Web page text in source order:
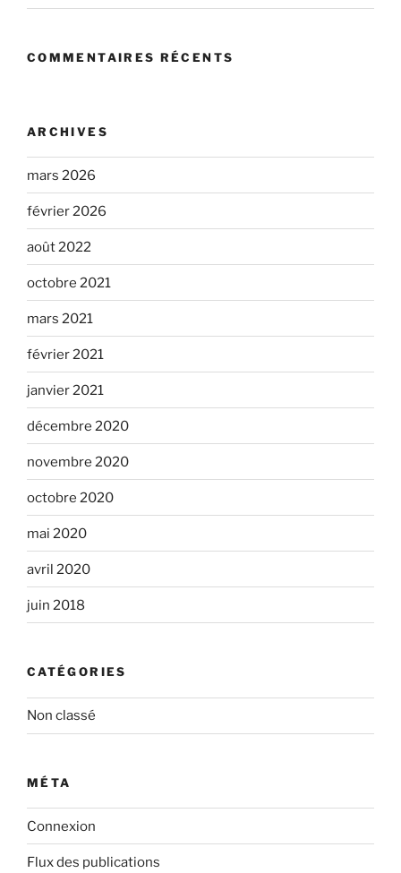
COMMENTAIRES RÉCENTS
ARCHIVES
mars 2026
février 2026
août 2022
octobre 2021
mars 2021
février 2021
janvier 2021
décembre 2020
novembre 2020
octobre 2020
mai 2020
avril 2020
juin 2018
CATÉGORIES
Non classé
MÉTA
Connexion
Flux des publications